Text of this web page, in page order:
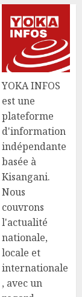
YOKA INFOS
est une
plateforme
d'information
indépendante
basée à
Kisangani.
Nous
couvrons
l'actualité
nationale,
locale et
internationale
, avec un